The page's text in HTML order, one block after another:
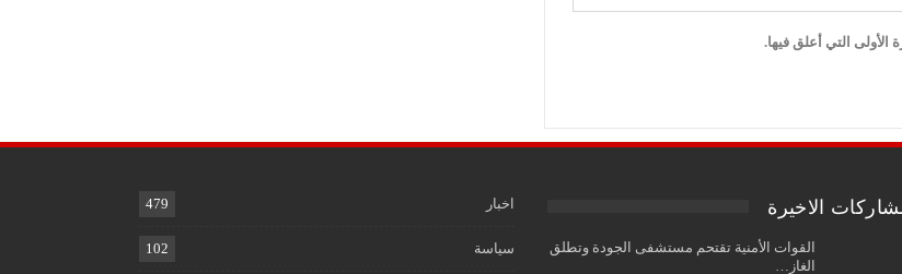
التي أعلق فيها.
الاخيرة
القوات الأمنية تقتحم مستشفى الجودة وتطلق
الغاز…
اخبار 479
سياسة 102